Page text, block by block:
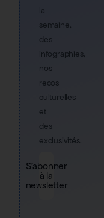
la
semaine,
des
infographies,
nos
recos
culturelles
et
des
exclusivités.
S'abonner
à la
newsletter